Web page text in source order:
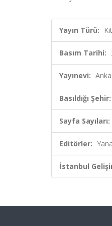
Yayın Türü:
Basım Tarihi:
Yayınevi:
Basıldığı Şehir:
Sayfa Sayıları:
Editörler:
İstanbul